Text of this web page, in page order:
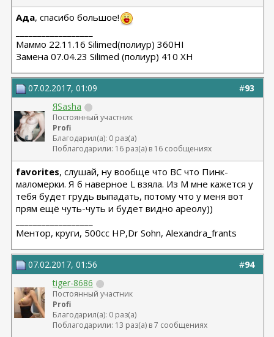
Ада, спасибо большое!
Маммо 22.11.16 Silimed(полиур) 360HI
Замена 07.04.23 Silimed (полиур) 410 XH
#93
07.02.2017, 01:09
ЯSasha
Постоянный участник
Profi
Благодарил(а): 0 раз(а)
Поблагодарили: 16 раз(а) в 16 сообщениях
favorites, слушай, ну вообще что ВС что Пинк-
маломерки. Я б наверное L взяла. Из М мне кажется у
тебя будет грудь выпадать, потому что у меня вот
прям ещё чуть-чуть и будет видно ареолу))
Ментор, круги, 500сс HP,Dr Sohn, Alexandra_frants
#94
07.02.2017, 01:56
tiger-8686
Постоянный участник
Profi
Благодарил(а): 0 раз(а)
Поблагодарили: 13 раз(а) в 7 сообщениях